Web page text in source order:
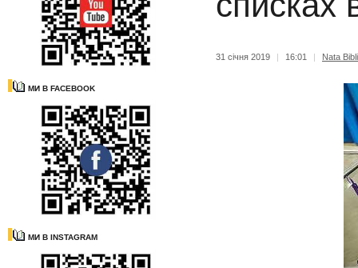
МИ В FACEBOOK
МИ В INSTAGRAM
31 січня 2019 | 16:01 | Nata